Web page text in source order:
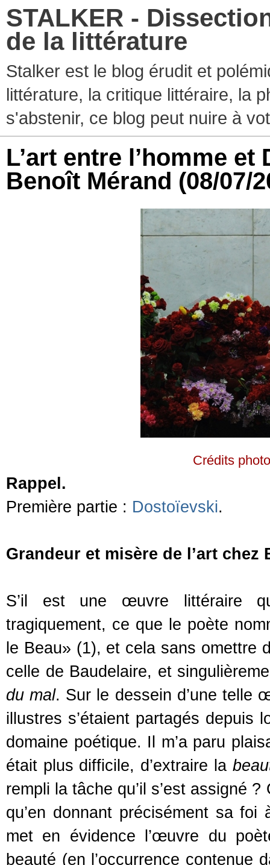
STALKER -
de la littérature
Stalker est le blog érudit et
littérature, la critique littéraire, la
s'abstenir, ce blog peut nuire à
L’art entre l’homme
Benoît Mérand (08/07/
Crédits
Rappel.
Première partie : Dostoïevski.
Grandeur et misère de l’art chez
S’il est une œuvre littéraire
tragiquement, ce que le poète
le Beau» (1), et cela sans omettre
celle de Baudelaire, et
du mal. Sur le dessein d’une telle
illustres s’étaient partagés depuis
domaine poétique. Il m’a paru
était plus difficile, d’extraire la
rempli la tâche qu’il s’est assigné
qu’en donnant précisément sa
met en évidence l’œuvre du
beauté (en l’occurrence contenue